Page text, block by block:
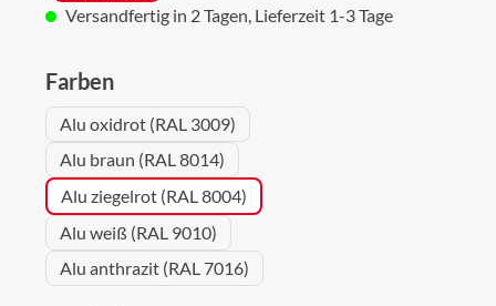
Versandfertig in 2 Tagen, Lieferzeit 1-3 Tage
Farbenauswählen
Alu oxidrot (RAL 3009)
Alu braun (RAL 8014)
Alu ziegelrot (RAL 8004)
Alu weiß (RAL 9010)
Alu anthrazit (RAL 7016)